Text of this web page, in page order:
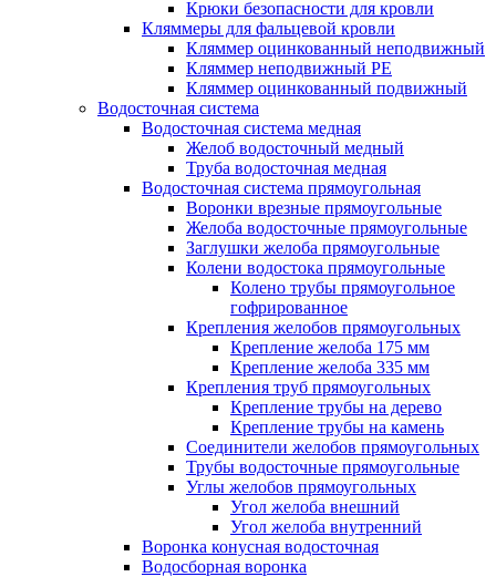
Крюки безопасности для кровли
Кляммеры для фальцевой кровли
Кляммер оцинкованный неподвижный
Кляммер неподвижный PE
Кляммер оцинкованный подвижный
Водосточная система
Водосточная система медная
Желоб водосточный медный
Труба водосточная медная
Водосточная система прямоугольная
Воронки врезные прямоугольные
Желоба водосточные прямоугольные
Заглушки желоба прямоугольные
Колени водостока прямоугольные
Колено трубы прямоугольное
гофрированное
Крепления желобов прямоугольных
Крепление желоба 175 мм
Крепление желоба 335 мм
Крепления труб прямоугольных
Крепление трубы на дерево
Крепление трубы на камень
Соединители желобов прямоугольных
Трубы водосточные прямоугольные
Углы желобов прямоугольных
Угол желоба внешний
Угол желоба внутренний
Воронка конусная водосточная
Водосборная воронка